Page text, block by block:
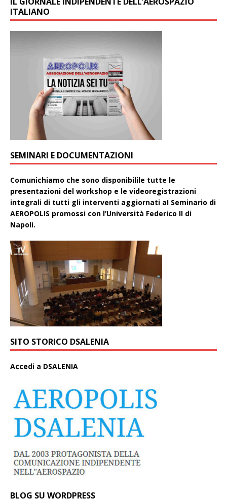
ITALIANO
SEMINARI E DOCUMENTAZIONI
Comunichiamo che sono disponibilile tutte le
presentazioni del workshop e le videoregistrazioni
integrali di tutti gli interventi aggiornati aI Seminario di
AEROPOLIS promossi con l’Università Federico II di
Napoli.
SITO STORICO DSALENIA
Accedi a DSALENIA
BLOG SU WORDPRESS